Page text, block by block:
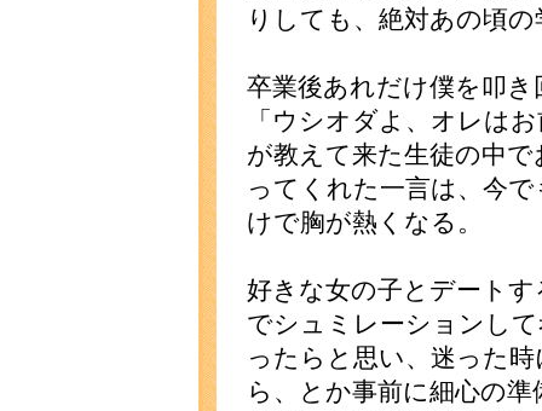
りしても、絶対あの頃
卒業後あれだけ僕を叩
「ウシオダよ、オレは
が教えて来た生徒の中
ってくれた一言は、今
けで胸が熱くなる。
好きな女の子とデート
でシュミレーションし
ったらと思い、迷った
ら、とか事前に細心の